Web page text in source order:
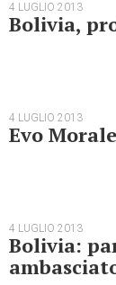
4 LUGLIO 2013
Bolivia,
4 LUGLIO 2013
Evo
4 LUGLIO 2013
Bolivia: